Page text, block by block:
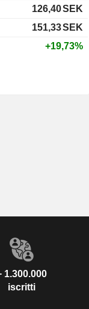
126,40SEK
151,33SEK
+19,73%
1.300.000
iscritti